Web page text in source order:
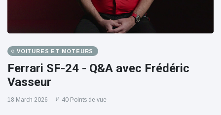
VOITURES ET MOTEURS
Ferrari SF-24 - Q&A avec Frédéric
Vasseur
18 March 2026 40 Points de vue